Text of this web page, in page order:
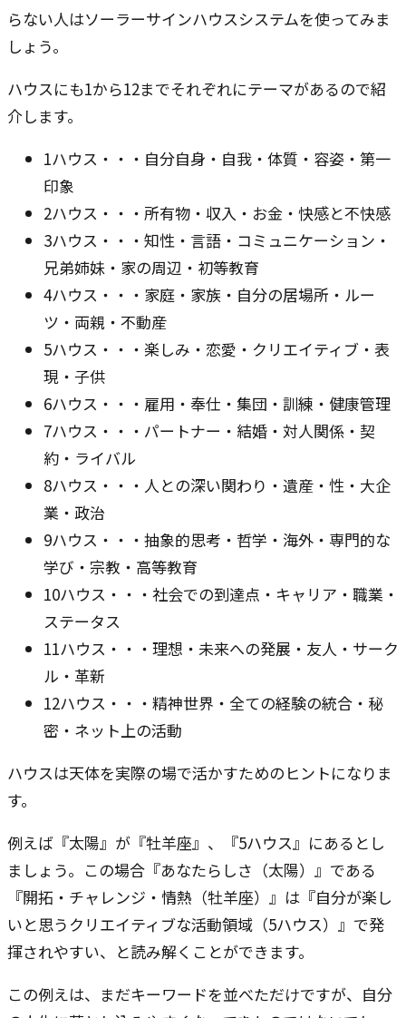
らない人はソーラーサインハウスシステムを使ってみま
しょう。
ハウスにも1から12までそれぞれにテーマがあるので紹
介します。
1ハウス・・・自分自身・自我・体質・容姿・第一
印象
2ハウス・・・所有物・収入・お金・快感と不快感
3ハウス・・・知性・言語・コミュニケーション・
兄弟姉妹・家の周辺・初等教育
4ハウス・・・家庭・家族・自分の居場所・ルー
ツ・両親・不動産
5ハウス・・・楽しみ・恋愛・クリエイティブ・表
現・子供
6ハウス・・・雇用・奉仕・集団・訓練・健康管理
7ハウス・・・パートナー・結婚・対人関係・契
約・ライバル
8ハウス・・・人との深い関わり・遺産・性・大企
業・政治
9ハウス・・・抽象的思考・哲学・海外・専門的な
学び・宗教・高等教育
10ハウス・・・社会での到達点・キャリア・職業・
ステータス
11ハウス・・・理想・未来への発展・友人・サーク
ル・革新
12ハウス・・・精神世界・全ての経験の統合・秘
密・ネット上の活動
ハウスは天体を実際の場で活かすためのヒントになりま
す。
例えば『太陽』が『牡羊座』、『5ハウス』にあるとし
ましょう。この場合『あなたらしさ（太陽）』である
『開拓・チャレンジ・情熱（牡羊座）』は『自分が楽し
いと思うクリエイティブな活動領域（5ハウス）』で発
揮されやすい、と読み解くことができます。
この例えは、まだキーワードを並べただけですが、自分